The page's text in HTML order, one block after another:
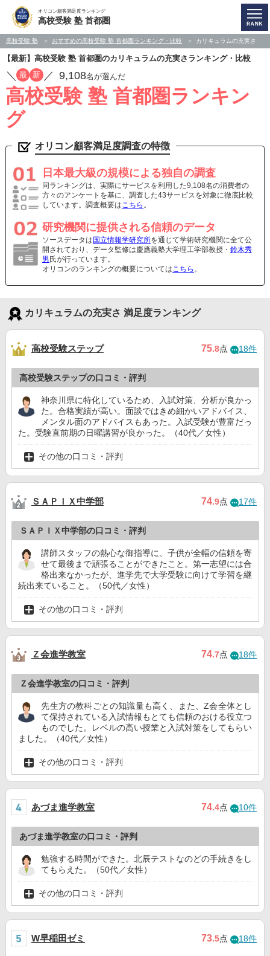
オリコン顧客満足度ランキング
高校受験 塾 首都圏
高校受験 塾 おすすめの高校受験 塾 首都圏ランキング・比較 カリキュラムの充実さ
【最新】高校受験 塾 首都圏のカリキュラムの充実さランキング・比較
／ 最 新 ／ 9,108名が選んだ
高校受験 塾 首都圏ランキン
グ
オリコン顧客満足度調査の特徴
日本最大級の規模による独自の調査
同ランキングは、実際にサービスを利用した9,108名の消費者の
方々のアンケートを基に、調査した43サービスを対象に徹底比較
しています。調査概要はこちら 。
研究機関に提供される信頼のデータ
ソースデータは 国立情報学研究所を通じて学術研究機関に全て公
開されており、データ監修は慶應義塾大学理工学部教授・ 鈴木秀
男 氏が行っています。
オリコンのランキングの概要についてはこちら 。
カリキュラムの充実さ 満足度ランキング
高校受験ステップ 75.8点 18件
高校受験ステップの口コミ・評判
神奈川県に特化しているため、入試対策、分析が良かっ
た。合格実績が高い。面談ではきめ細かいアドバイス、
メンタル面のアドバイスもあった。入試受験が豊富だっ
た。受験直前期の日曜講習が良かった。（40代／女性）
その他の口コミ・評判
ＳＡＰＩＸ中学部 74.9点 17件
ＳＡＰＩＸ中学部の口コミ・評判
講師スタッフの熱心な御指導に、子供が全幅の信頼を寄
せて最後まで頑張ることができたこと。第一志望には合
格出来なかったが、進学先で大学受験に向けて学習を継
続出来ていること。（50代／女性）
その他の口コミ・評判
Ｚ会進学教室 74.7点 18件
Ｚ会進学教室の口コミ・評判
先生方の教科ごとの知識量も高く、また、Z会全体とし
て保持されている入試情報もとても信頼のおける役立つ
ものでした。レベルの高い授業と入試対策をしてもらい
ました。（40代／女性）
その他の口コミ・評判
あづま進学教室 74.4点 10件
あづま進学教室の口コミ・評判
勉強する時間ができた。北辰テストなのどの手続きをし
てもらえた。（50代／女性）
その他の口コミ・評判
W早稲田ゼミ 73.5点 18件